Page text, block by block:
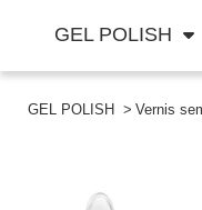
GEL POLISH
GEL POLISH Vernis